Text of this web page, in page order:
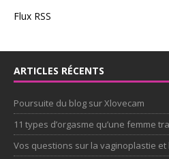
Flux RSS
ARTICLES RÉCENTS
Poursuite du blog sur Xlovecam
11 types d’orgasme qu’une femme
Vos questions sur la vaginoplastie